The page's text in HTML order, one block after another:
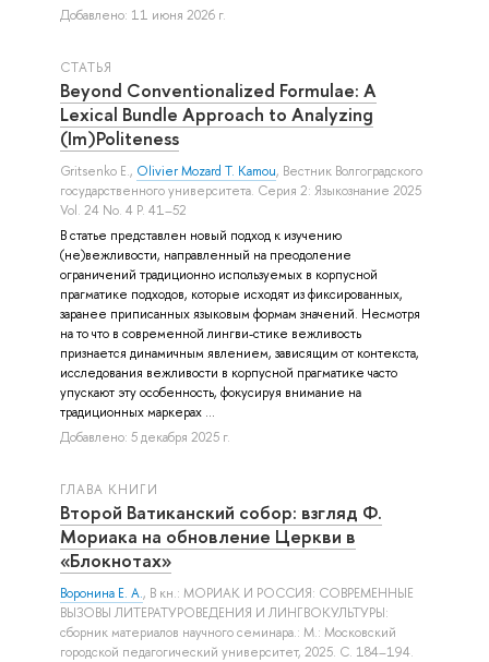
Добавлено: 11 июня 2026 г.
СТАТЬЯ
Beyond Conventionalized Formulae: A
Lexical Bundle Approach to Analyzing
(Im)Politeness
Gritsenko E., Olivier Mozard T. Kamou, Вестник Волгоградского
государственного университета. Серия 2: Языкознание 2025
Vol. 24 No. 4 P. 41–52
В статье представлен новый подход к изучению
(не)вежливости, направленный на преодоление
ограничений традиционно используемых в корпусной
прагматике подходов, которые исходят из фиксированных,
заранее приписанных языковым формам значений. Несмотря
на то что в современной лингви-стике вежливость
признается динамичным явлением, зависящим от контекста,
исследования вежливости в корпусной прагматике часто
упускают эту особенность, фокусируя внимание на
традиционных маркерах ...
Добавлено: 5 декабря 2025 г.
ГЛАВА КНИГИ
Второй Ватиканский собор: взгляд Ф.
Мориака на обновление Церкви в
«Блокнотах»
Воронина Е. А., В кн.: МОРИАК И РОССИЯ: СОВРЕМЕННЫЕ
ВЫЗОВЫ ЛИТЕРАТУРОВЕДЕНИЯ И ЛИНГВОКУЛЬТУРЫ:
сборник материалов научного семинара.: М.: Московский
городской педагогический университет, 2025. С. 184–194.